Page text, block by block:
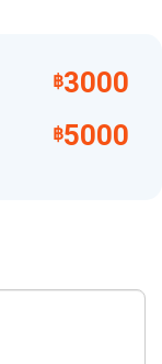
฿3000
฿5000